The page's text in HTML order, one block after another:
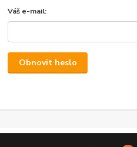
Váš e-mail:
Obnovit heslo